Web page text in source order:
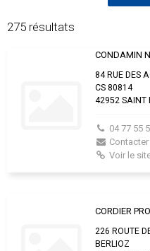
275 résultats
CONDAMIN
84 RUE DES
CS 80814
42952 SAINT
04 77 55
Contacter
Voir le
CORDIER
226 ROUTE
BERLIOZ